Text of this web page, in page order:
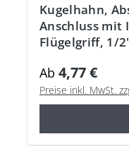
Kugelhahn,
Anschluss mit
Flügelgriff, 1/
Ab 4,77 €
Preise inkl. MwSt.